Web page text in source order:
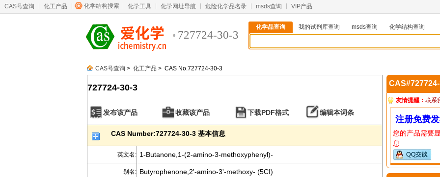
CAS号查询 化工产品 化学结构搜索 化学工具 化学网址导航 危险化学品名录 msds查询 VIP产品
727724-30-3
化学品查询 我的试剂库查询 msds查询
化学结构查询
CAS号查询 > 化工产品 > CAS No.727724-30-3
727724-30-3
发布该产品 收藏该产品 下载PDF格式 编辑本词条
CAS Number:727724-30-3 基本信息
英文名: 1-Butanone,1-(2-amino-3-methoxyphenyl)-
别名: Butyrophenone,2'-amino-3'-methoxy- (5CI)
友情提醒： 联系
注册免费
您的产品需要
息